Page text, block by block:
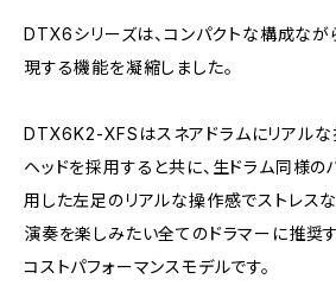
DTX6シリーズは、コンパクトな構成な
現する機能を凝縮しました。
DTX6K2-XFSはスネアドラムにリアル
ヘッドを採用すると共に、生ドラム同様の
用した左足のリアルな操作感でストレス
演奏を楽しみたい全てのドラマーに推奨
コストパフォーマンスモデルです。